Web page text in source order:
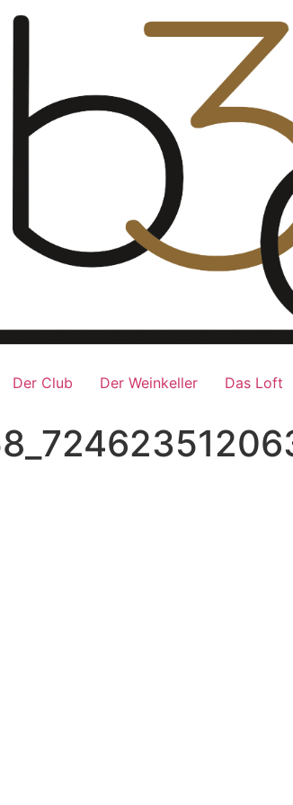
Der Club Der Weinkeller Das Loft